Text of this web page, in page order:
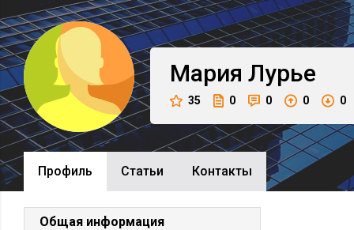
Мария Лурье
35 0 0 0 0
Профиль Cтатьи Контакты
Общая информация